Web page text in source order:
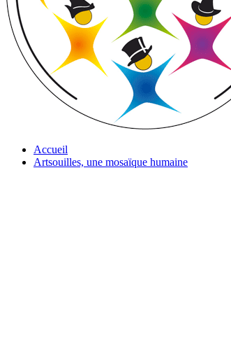
Accueil
Artsouilles, une mosaïque humaine